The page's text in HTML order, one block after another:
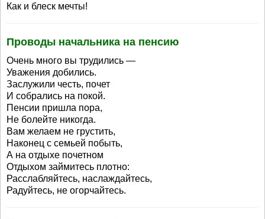
Как и блеск мечты!
Проводы начальника на пенсию
Очень много вы трудились —
Уважения добились.
Заслужили честь, почет
И собрались на покой.
Пенсии пришла пора,
Не болейте никогда.
Вам желаем не грустить,
Наконец с семьей побыть,
А на отдыхе почетном
Отдыхом займитесь плотно:
Расслабляйтесь, наслаждайтесь,
Радуйтесь, не огорчайтесь.